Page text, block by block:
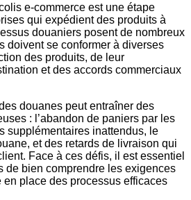
e-commerce est une étape
qui expédient des produits à
douaniers posent de nombreux
doivent se conformer à diverses
des produits, de leur
et des accords commerciaux
douanes peut entraîner des
: l’abandon de paniers par les
supplémentaires inattendus, le
et des retards de livraison qui
Face à ces défis, il est essentiel
de bien comprendre les exigences
en place des processus efficaces